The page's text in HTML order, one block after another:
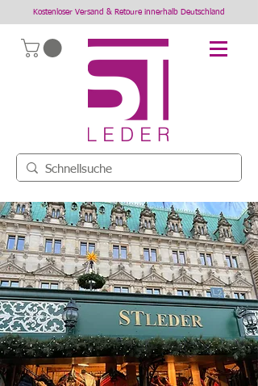
Kostenloser Versand & Retoure innerhalb Deutschland